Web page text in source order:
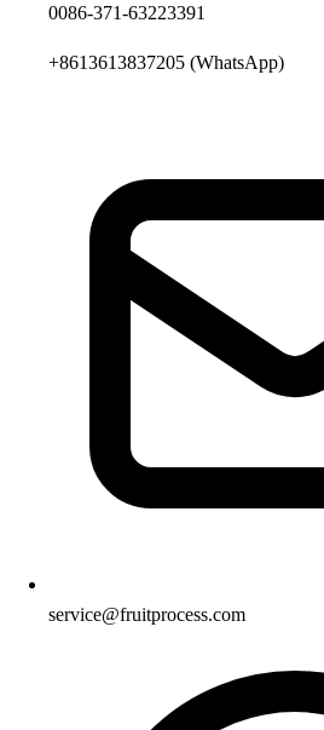
0086-371-63223391
+8613613837205 (WhatsApp)
service@fruitprocess.com